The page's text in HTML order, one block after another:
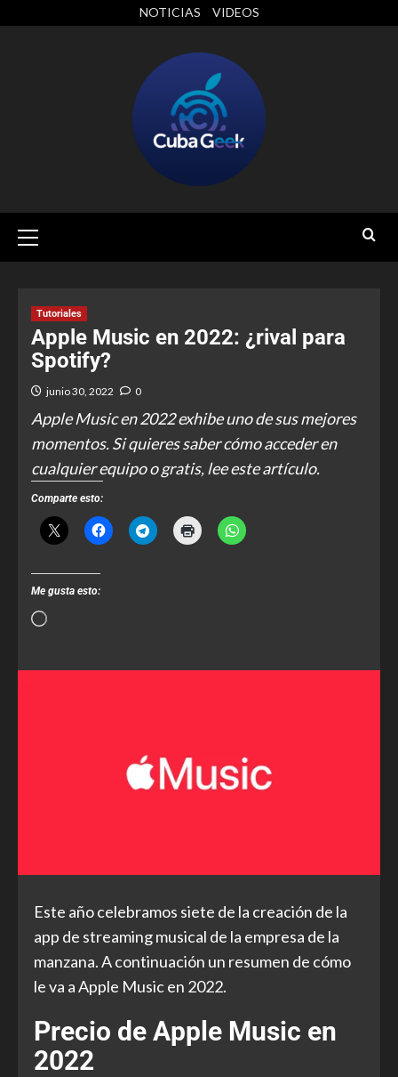
NOTICIAS VIDEOS
Tutoriales
Apple Music en 2022: ¿rival para
Spotify?
junio 30, 2022 0
Apple Music en 2022 exhibe uno de sus mejores
momentos. Si quieres saber cómo acceder en
cualquier equipo o gratis, lee este artículo.
Comparte esto:
Me gusta esto:
Este año celebramos siete de la creación de la
app de streaming musical de la empresa de la
manzana. A continuación un resumen de cómo
le va a Apple Music en 2022.
Precio de Apple Music en
2022